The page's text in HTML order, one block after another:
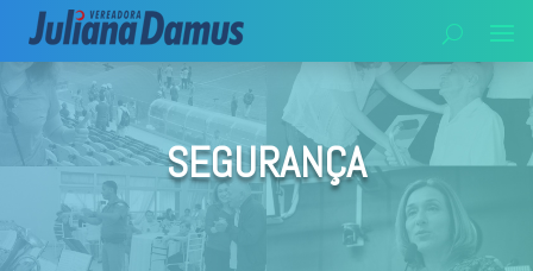
SEGURANÇA